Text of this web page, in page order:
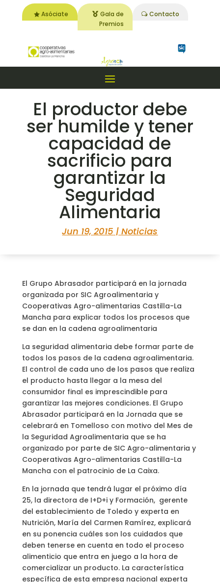
Asóciate
Gala de
Premios
Contacto
El productor debe
ser humilde y tener
capacidad de
sacrificio para
garantizar la
Seguridad
Alimentaria
Jun 19, 2015 |Noticias
El Grupo Abrasador participará en la jornada
organizada por SIC Agroalimentaria y
Cooperativas Agro-alimentarias Castilla-La
Mancha para explicar todos los procesos que
se dan en la cadena agroalimentaria
La seguridad alimentaria debe formar parte de
todos los pasos de la cadena agroalimentaria.
El control de cada uno de los pasos que realiza
el producto hasta llegar a la mesa del
consumidor final es imprescindible para
garantizar las mejores condiciones. El Grupo
Abrasador participará en la Jornada que se
celebrará en Tomelloso con motivo del Mes de
la Seguridad Agroalimentaria que se ha
organizado por parte de SIC Agro-alimentaria y
Cooperativas Agro-alimentarias Castilla-La
Mancha con el patrocinio de La Caixa.
En la jornada que tendrá lugar el próximo día
25, la directora de I+D+i y Formación, gerente
del establecimiento de Toledo y experta en
Nutrición, María del Carmen Ramírez, explicará
en su ponencia cuáles son los cuidados que
deben tenerse en cuenta en todo el proceso
alimenticio que entra en juego a la hora de
comercializar un producto. La característica
específica de esta empresa nacional experta